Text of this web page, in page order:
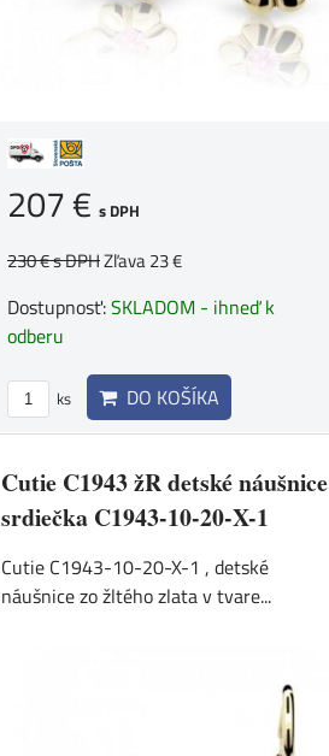
207 €s DPH
230 €s DPHZľava 23 €
Dostupnosť:SKLADOM - ihneď k
odberu
ks DO KOŠÍKA
Cutie C1943 žR detské náušnice
srdiečka C1943-10-20-X-1
Cutie C1943-10-20-X-1 , detské
náušnice zo žltého zlata v tvare...